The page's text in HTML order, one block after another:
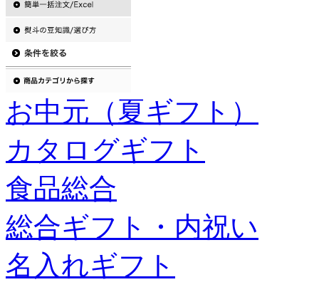
お中元（夏ギフト）
カタログギフト
食品総合
総合ギフト・内祝い
名入れギフト